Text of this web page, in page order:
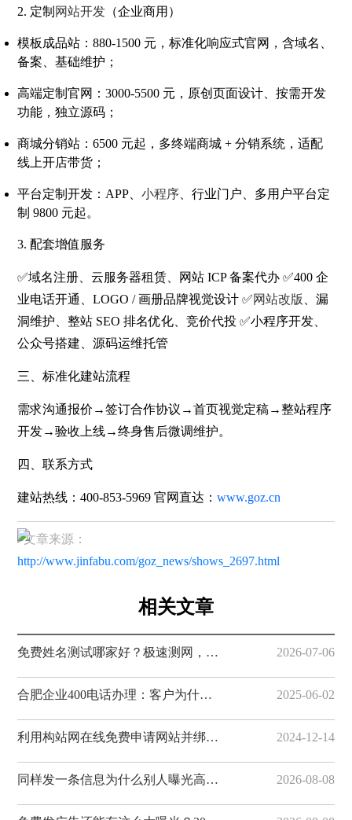
2. 定制 网站开发 （企业商用）
模板成品站 ：880-1500 元，标准化响应式官网，含域名、
备案、基础维护；
高端定制官网 ：3000-5500 元，原创页面设计、按需开发
功能，独立源码；
商城分销站 ：6500 元起，多终端商城 + 分销系统，适配
线上开店带货；
平台定制开发 ：APP、小程序 、行业门户、多用户平台定
制 9800 元起。
3. 配套增值服务
✅域名注册、云服务器租赁、网站 ICP 备案代办 ✅400 企
业电话开通、LOGO / 画册品牌视觉设计 ✅网站改版
、漏
洞维护、整站 SEO 排名优化、竞价代投 ✅小程序开发、
公众号搭建、源码运维托管
三、标准化建站流程
需求沟通报价→签订合作协议→首页视觉定稿→整站程序
开发→验收上线→终身售后微调维护。
四、联系方式
建站热线：400-853-5969 官网直达：www.goz.cn
▸文章来源：
http://www.jinfabu.com/goz_news/shows_2697.html
相关文章
免费姓名测试哪家好？极速测网，一键解锁姓名隐藏寓意 2026-07-06
合肥企业400电话办理：客户为什么更愿意拨打400电话 2025-06-02
利用构站网在线免费申请网站并绑定域名 2024-12-14
同样发一条信息为什么别人曝光高？20个免费发布网站技巧揭秘，易发布网帮您获客 2026-08-08